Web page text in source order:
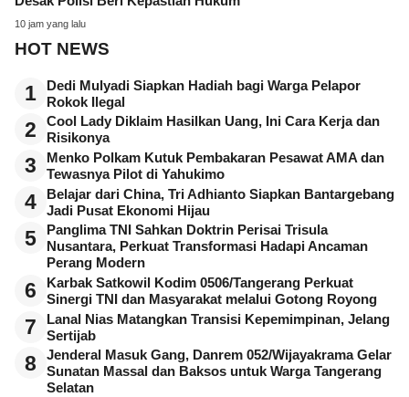
10 jam yang lalu
HOT NEWS
1
Dedi Mulyadi Siapkan Hadiah bagi Warga Pelapor
Rokok Ilegal
2
Cool Lady Diklaim Hasilkan Uang, Ini Cara Kerja dan
Risikonya
3
Menko Polkam Kutuk Pembakaran Pesawat AMA dan
Tewasnya Pilot di Yahukimo
4
Belajar dari China, Tri Adhianto Siapkan Bantargebang
Jadi Pusat Ekonomi Hijau
5
Panglima TNI Sahkan Doktrin Perisai Trisula
Nusantara, Perkuat Transformasi Hadapi Ancaman
Perang Modern
6
Karbak Satkowil Kodim 0506/Tangerang Perkuat
Sinergi TNI dan Masyarakat melalui Gotong Royong
7
Lanal Nias Matangkan Transisi Kepemimpinan, Jelang
Sertijab
8
Jenderal Masuk Gang, Danrem 052/Wijayakrama Gelar
Sunatan Massal dan Baksos untuk Warga Tangerang
Selatan